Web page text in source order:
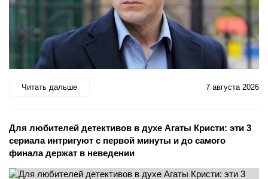
Читать дальше 7 августа 2026
Для любителей детективов в духе Агаты Кристи: эти 3
сериала интригуют с первой минуты и до самого
финала держат в неведении